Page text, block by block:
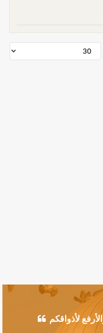
لأذواقكم